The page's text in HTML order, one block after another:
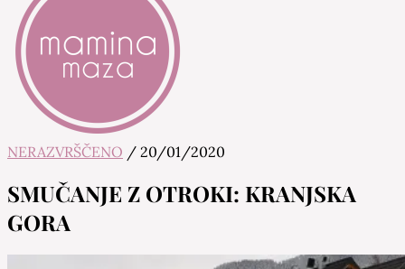
Blog & Portal za starše in bodoče starše
NERAZVRŠČENO / 20/01/2020
SMUČANJE Z OTROKI: KRANJSKA
GORA